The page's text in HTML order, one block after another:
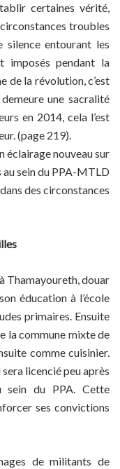
certaines vérité,
troubles
silence entourant les
imposés pendant la
de la révolution, c’est
une sacralité
en 2014, cela l’est
(page 219).
éclairage nouveau sur
au sein du PPA-MTLD
des circonstances
Thamayoureth, douar
éducation à l’école
primaires. Ensuite
la commune mixte de
comme cuisinier.
licencié peu après
sein du PPA. Cette
ses convictions
de militants de